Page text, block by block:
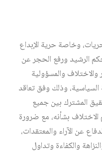
وخاصة حرية الإبداع
الرشيد ورفع الحجر عن
والاختلاف والمسؤولية
وذلك وفق تعاقد
المشترك بين جميع
بشأنه، مع ضرورة
عن الآراء والمعتقدات،
والكفاءة وتداول